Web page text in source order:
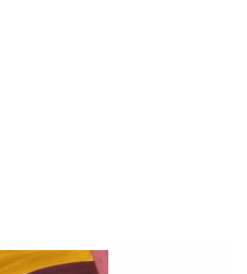
imaginaires androcentrés
de la médecine